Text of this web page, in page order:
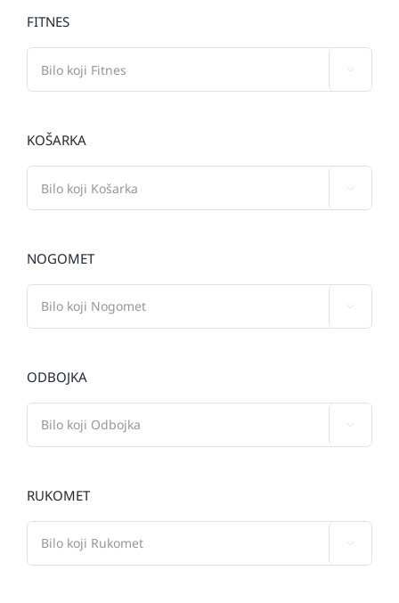
FITNES
KOŠARKA
NOGOMET
ODBOJKA
RUKOMET